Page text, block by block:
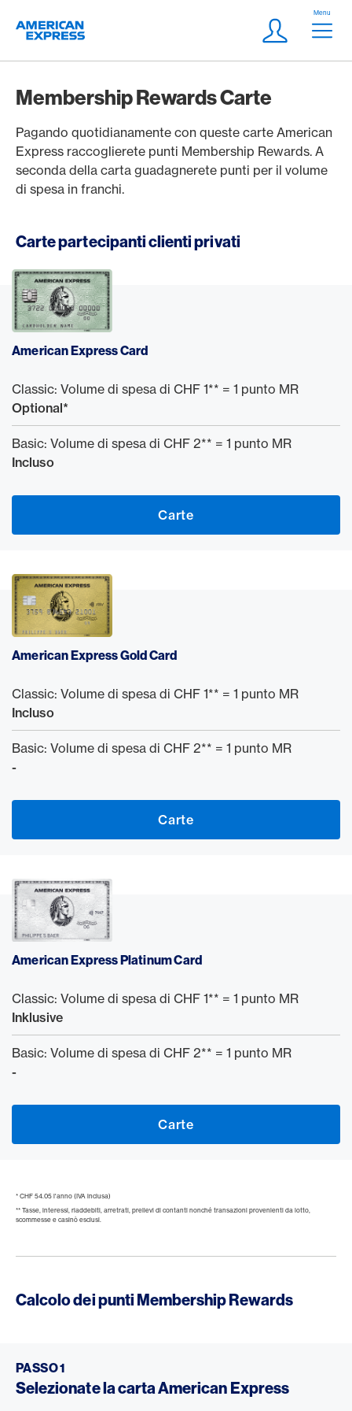
Logo
Meta
Login
Menu
Membership Rewards Carte
Pagando quotidianamente con queste carte American
Express raccoglierete punti Membership Rewards. A
seconda della carta guadagnerete punti per il volume
di spesa in franchi.
Carte partecipanti clienti privati
American Express Card
Classic: Volume di spesa di CHF 1** = 1 punto MR
Optional*
Basic: Volume di spesa di CHF 2** = 1 punto MR
Incluso
Carte
American Express Gold Card
Classic: Volume di spesa di CHF 1** = 1 punto MR
Incluso
Basic: Volume di spesa di CHF 2** = 1 punto MR
-
Carte
American Express Platinum Card
Classic: Volume di spesa di CHF 1** = 1 punto MR
Inklusive
Basic: Volume di spesa di CHF 2** = 1 punto MR
-
Carte
* CHF 54.05 l'anno (IVA inclusa)
** Tasse, interessi, riaddebiti, arretrati, prelievi di contanti nonché transazioni provenienti da lotto,
scommesse e casinò esclusi.
Calcolo dei punti Membership Rewards
PASSO 1
Selezionate la carta American Express